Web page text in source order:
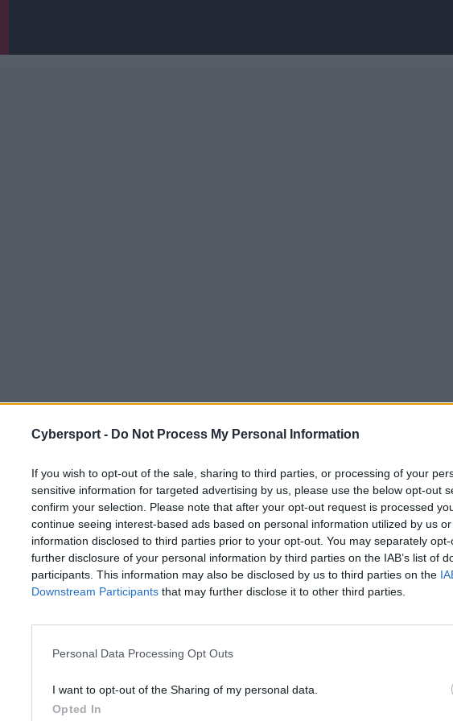
Cybersport - Do Not Process My Personal Information
If you wish to opt-out of the sale, sharing to third parties, or processing of your
sensitive information for targeted advertising by us, please use the below opt-out
confirm your selection. Please note that after your opt-out request is processed
continue seeing interest-based ads based on personal information utilized by us
information disclosed to third parties prior to your opt-out. You may separately
further disclosure of your personal information by third parties on the IAB’s list of
participants. This information may also be disclosed by us to third parties on the
Downstream Participants that may further disclose it to other third parties.
Personal Data Processing Opt Outs
I want to opt-out of the Sharing of my personal data.
Opted In
Polak łączony
13:58
Słoma zakończył swój drugi pełny
pytanie, co dalej z karierą 23-letniego
się mieć do wyboru kilka opcji.